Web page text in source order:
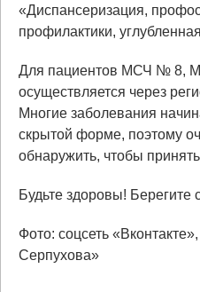
«Диспансеризация,
профилактики,
Для пациентов МСЧ № 8,
осуществляется через
Многие заболевания
скрытой форме, поэтому
обнаружить, чтобы
Будьте здоровы! Берегите
Фото: соцсеть
Серпухова»